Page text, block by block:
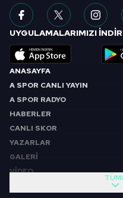
ANASAYFA
A SPOR CANLI YAYIN
A SPOR RADYO
HABERLER
CANLI SKOR
YAZARLAR
GALERİ
VİDEO
UYGULAMALARIMIZI